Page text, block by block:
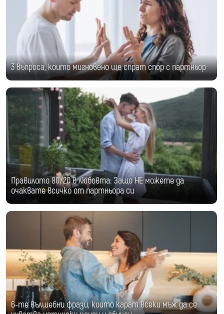
3 въпроса, които мигновено ще спрат спор с партньор
Правилото 80/20 в любовта: Защо НЕ можете да
очаквате всичко от партньора си
6-те вълшебни фрази, които карат всеки мъж да се